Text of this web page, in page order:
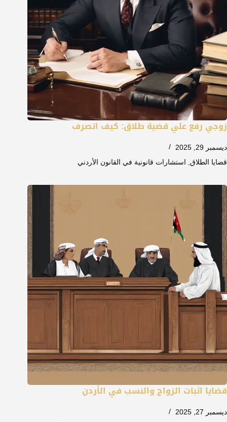
زوجي رفع علي قضية طلاق: كيف اتصرف
ديسمبر 29, 2025
قضايا الطلاق استشارات قانونية في القانون الأردني
قضايا اثبات الزواج والنسب في الأردن
ديسمبر 27, 2025